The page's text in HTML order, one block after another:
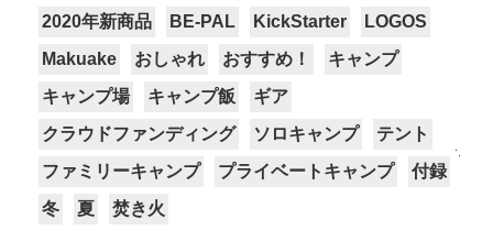
2020年新商品 BE-PAL KickStarter
LOGOS
Makuake
おしゃれ おすすめ！
キャンプ
キャンプ場
キャンプ飯
ギア
クラウドファンディング
ソロキャンプ
テント
ファミリーキャンプ
プライベートキャンプ
付録
冬
夏 焚き火